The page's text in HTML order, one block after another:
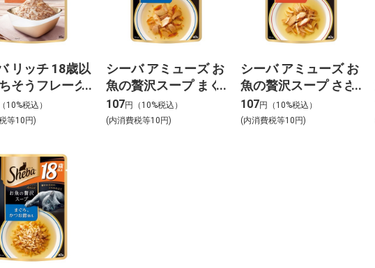
リッチ 18歳以
ちそうフレーク
ささみ添え
10%税込）
等10円)
シーバ アミューズ お
魚の贅沢スープ まぐ
ろ・かつお節添え
40g
107円（10%税込）
(内消費税等10円)
シーバ アミューズ お
魚の贅沢スープ ささ
み添え 40g
107円（10%税込）
(内消費税等10円)